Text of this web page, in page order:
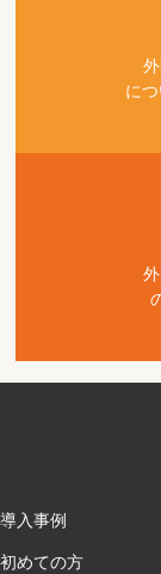
に
導入事例
初めての方